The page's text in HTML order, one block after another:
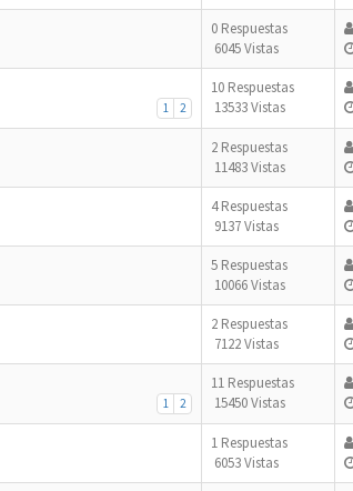
0 Respuestas
6045 Vistas
1 2
10 Respuestas
13533 Vistas
2 Respuestas
11483 Vistas
4 Respuestas
9137 Vistas
5 Respuestas
10066 Vistas
2 Respuestas
7122 Vistas
1 2
11 Respuestas
15450 Vistas
1 Respuestas
6053 Vistas